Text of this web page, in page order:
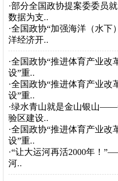
·部分全国政协提案委委员
数据为支..
·全国政协“加强海洋（水下
洋经济开..
·全国政协“推进体育产业改
设”重..
·全国政协“推进体育产业改
设”重..
·绿水青山就是金山银山——
验区建设..
·全国政协“推进体育产业改
设”重..
·“让大运河再活2000年！
河..